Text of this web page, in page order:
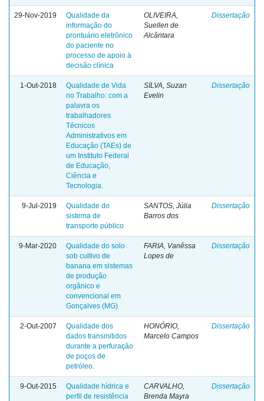
29-Nov-2019
Qualidade da
informação do
prontuário eletrônico
do paciente no
processo de apoio à
decisão clínica
OLIVEIRA,
Suellen de
Alcântara
Dissertação
1-Out-2018
Qualidade de Vida
no Trabalho: com a
palavra os
trabalhadores
Técnicos
Administrativos em
Educação (TAEs) de
um Instituto Federal
de Educação,
Ciência e
Tecnologia.
SILVA, Suzan
Evelin
Dissertação
9-Jul-2019
Qualidade do
sistema de
transporte público
SANTOS, Júlia
Barros dos
Dissertação
9-Mar-2020
Qualidade do solo
sob cultivo de
banana em sistemas
de produção
orgânico e
convencional em
Gonçalves (MG)
FARIA, Vanêssa
Lopes de
Dissertação
2-Out-2007
Qualidade dos
dados transmitidos
durante a perfuração
de poços de
petróleo.
HONÓRIO,
Marcelo Campos
Dissertação
9-Out-2015
Qualidade hídrica e
perfil de resistência
CARVALHO,
Brenda Mayra
Dissertação